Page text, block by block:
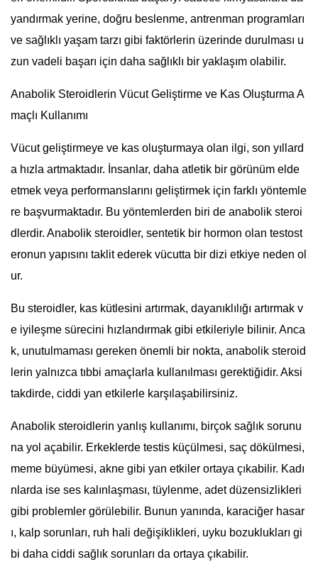
yandırmak yerine, doğru beslenme, antrenman programları
ve sağlıklı yaşam tarzı gibi faktörlerin üzerinde durulması u
zun vadeli başarı için daha sağlıklı bir yaklaşım olabilir.
Anabolik Steroidlerin Vücut Geliştirme ve Kas Oluşturma A
maçlı Kullanımı
Vücut geliştirmeye ve kas oluşturmaya olan ilgi, son yıllard
a hızla artmaktadır. İnsanlar, daha atletik bir görünüm elde
etmek veya performanslarını geliştirmek için farklı yöntemle
re başvurmaktadır. Bu yöntemlerden biri de anabolik steroi
dlerdir. Anabolik steroidler, sentetik bir hormon olan testost
eronun yapısını taklit ederek vücutta bir dizi etkiye neden ol
ur.
Bu steroidler, kas kütlesini artırmak, dayanıklılığı artırmak v
e iyileşme sürecini hızlandırmak gibi etkileriyle bilinir. Anca
k, unutulmaması gereken önemli bir nokta, anabolik steroid
lerin yalnızca tıbbi amaçlarla kullanılması gerektiğidir. Aksi
takdirde, ciddi yan etkilerle karşılaşabilirsiniz.
Anabolik steroidlerin yanlış kullanımı, birçok sağlık sorunu
na yol açabilir. Erkeklerde testis küçülmesi, saç dökülmesi,
meme büyümesi, akne gibi yan etkiler ortaya çıkabilir. Kadı
nlarda ise ses kalınlaşması, tüylenme, adet düzensizlikleri
gibi problemler görülebilir. Bunun yanında, karaciğer hasar
ı, kalp sorunları, ruh hali değişiklikleri, uyku bozuklukları gi
bi daha ciddi sağlık sorunları da ortaya çıkabilir.